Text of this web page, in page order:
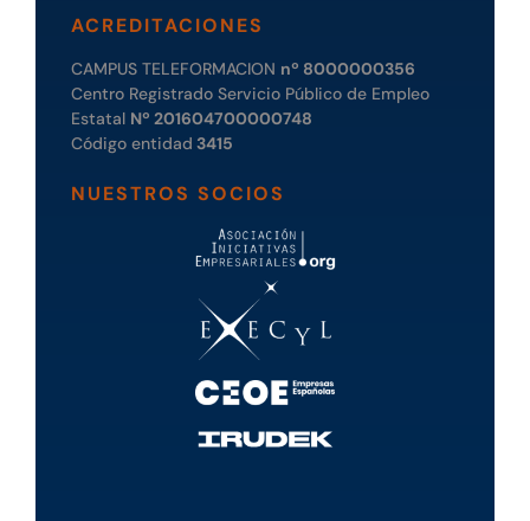
ACREDITACIONES
CAMPUS TELEFORMACION nº 8000000356
Centro Registrado Servicio Público de Empleo
Estatal Nº 201604700000748
Código entidad 3415
NUESTROS SOCIOS